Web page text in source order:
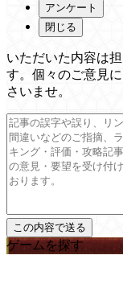
アンケート
閉じる
いただいた内容は
す。個々のご意見
さいませ。
ゲームを探す